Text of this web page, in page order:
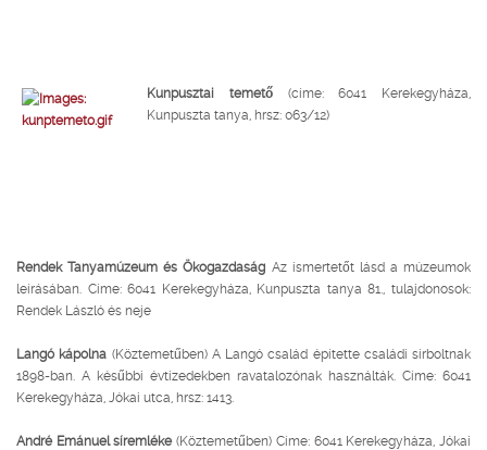
Kunpusztai temető(címe: 6041 Kerekegyháza,
Kunpuszta tanya, hrsz: 063/12)
Rendek Tanyamúzeum és Ökogazdaság Az ismertetőt lásd a múzeumok
leírásában. Címe: 6041 Kerekegyháza, Kunpuszta tanya 81., tulajdonosok:
Rendek László és neje
Langó kápolna (Köztemetűben) A Langó család építette családi sírboltnak
1898-ban. A késűbbi évtizedekben ravatalozónak használták. Címe: 6041
Kerekegyháza, Jókai utca, hrsz: 1413.
André Emánuel síremléke(Köztemetűben) Címe: 6041 Kerekegyháza, Jókai